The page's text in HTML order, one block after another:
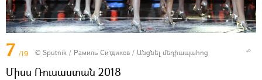
7 /19 © Sputnik / Рамиль Ситдиков / Անցնել մեդիապահոց
Միսս Ռուսաստան 2018